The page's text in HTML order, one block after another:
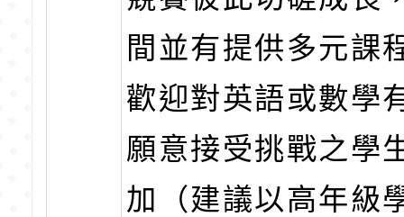
間並有提供多元課
歡迎對英語或數學
願意接受挑戰之學
加（建議以高年級